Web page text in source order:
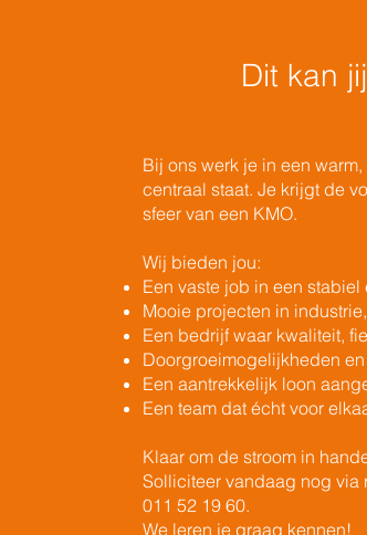
Dit kan
Bij ons werk je in een
centraal staat. Je krijgt de
sfeer van een KMO.
Wij bieden jou:
Een vaste job in een
Mooie projecten in
Een bedrijf waar kwaliteit,
Doorgroeimogelijkheden
Een aantrekkelijk loon
Een team dat écht voor
Klaar om de stroom in
Solliciteer vandaag nog via
011 52 19 60.
We leren je graag kennen!